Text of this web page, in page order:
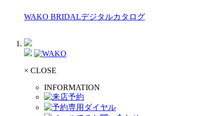
WAKO BRIDALデジタルカタログ
× CLOSE
INFORMATION